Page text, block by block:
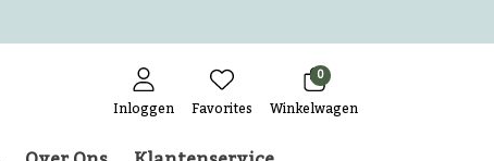
Inloggen Favorites
0
Winkelwagen